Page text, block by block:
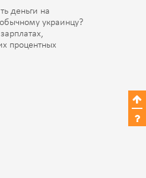
деньги на
украинцу?
процентных